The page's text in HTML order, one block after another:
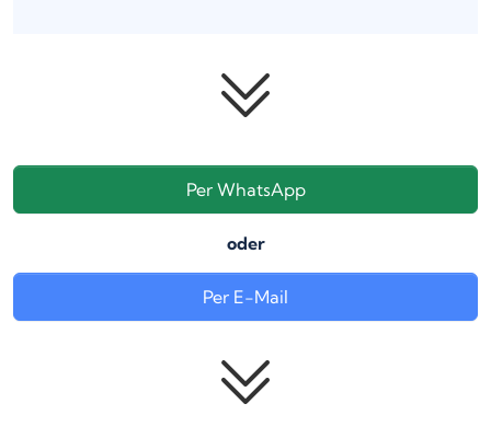
Per WhatsApp
oder
Per E-Mail